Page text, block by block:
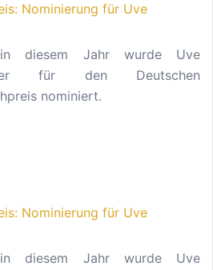
Nominierung für Uve
diesem Jahr wurde Uve
für den Deutschen
nominiert.
Nominierung für Uve
diesem Jahr wurde Uve